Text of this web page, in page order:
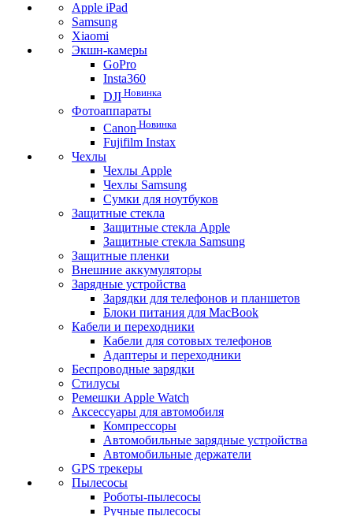
Apple iPad
Samsung
Xiaomi
Экшн-камеры
GoPro
Insta360
DJI Новинка
Фотоаппараты
Canon Новинка
Fujifilm Instax
Чехлы
Чехлы Apple
Чехлы Samsung
Сумки для ноутбуков
Защитные стекла
Защитные стекла Apple
Защитные стекла Samsung
Защитные пленки
Внешние аккумуляторы
Зарядные устройства
Зарядки для телефонов и планшетов
Блоки питания для MacBook
Кабели и переходники
Кабели для сотовых телефонов
Адаптеры и переходники
Беспроводные зарядки
Стилусы
Ремешки Apple Watch
Аксессуары для автомобиля
Компрессоры
Автомобильные зарядные устройства
Автомобильные держатели
GPS трекеры
Пылесосы
Роботы-пылесосы
Ручные пылесосы